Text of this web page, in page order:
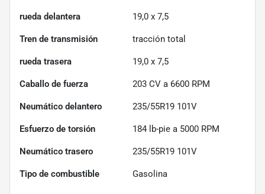
rueda delantera 19,0 x 7,5
Tren de transmisión tracción total
rueda trasera 19,0 x 7,5
Caballo de fuerza 203 CV a 6600 RPM
Neumático delantero 235/55R19 101V
Esfuerzo de torsión 184 lb-pie a 5000 RPM
Neumático trasero 235/55R19 101V
Tipo de combustible Gasolina